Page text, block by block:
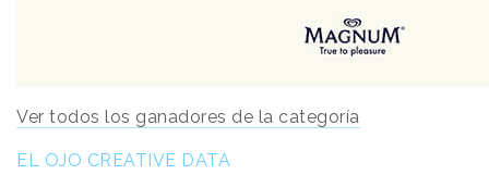
Ver todos los ganadores de la categoría
EL OJO CREATIVE DATA